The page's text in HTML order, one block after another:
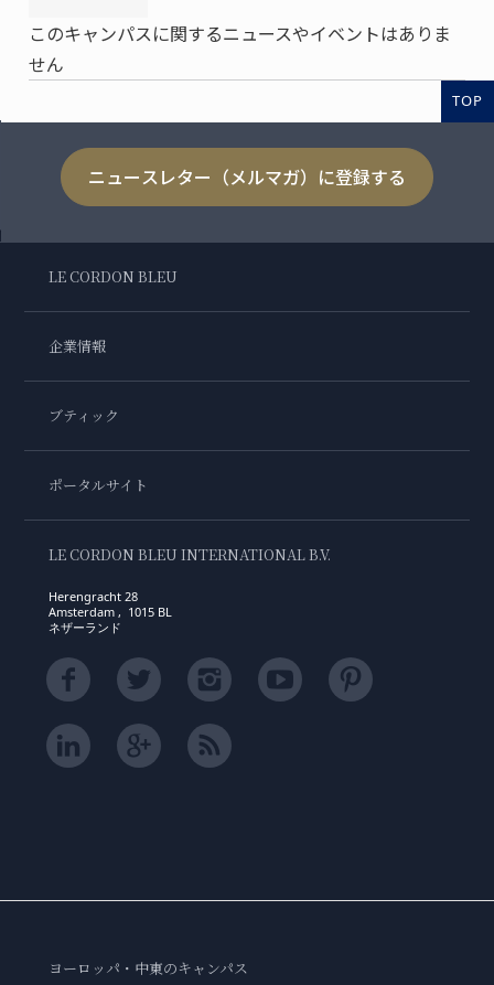
このキャンパスに関するニュースやイベントはありま
せん
TOP
ニュースレター（メルマガ）に登録する
LE CORDON BLEU
企業情報
ブティック
ポータルサイト
LE CORDON BLEU INTERNATIONAL B.V.
Herengracht 28
Amsterdam , 1015 BL
ネザーランド
ヨーロッパ・中東のキャンパス